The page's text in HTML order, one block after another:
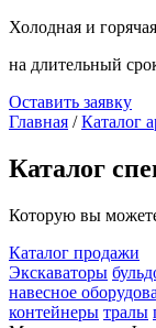
Холодная и
на длительный
Оставить заявку
Главная / Каталог
Каталог
Которую вы
Каталог продажи
Экскаваторы
навесное
контейнеры тралы